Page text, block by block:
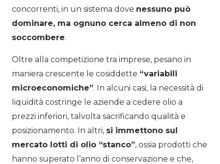
concorrenti, in un sistema dove nessuno può
dominare, ma ognuno cerca almeno di non
soccombere.
Oltre alla competizione tra imprese, pesano in
maniera crescente le cosiddette “variabili
microeconomiche”. In alcuni casi, la necessità di
liquidità costringe le aziende a cedere olio a
prezzi inferiori, talvolta sacrificando qualità e
posizionamento. In altri, si immettono sul
mercato lotti di olio “stanco”, ossia prodotti che
hanno superato l’anno di conservazione e che,